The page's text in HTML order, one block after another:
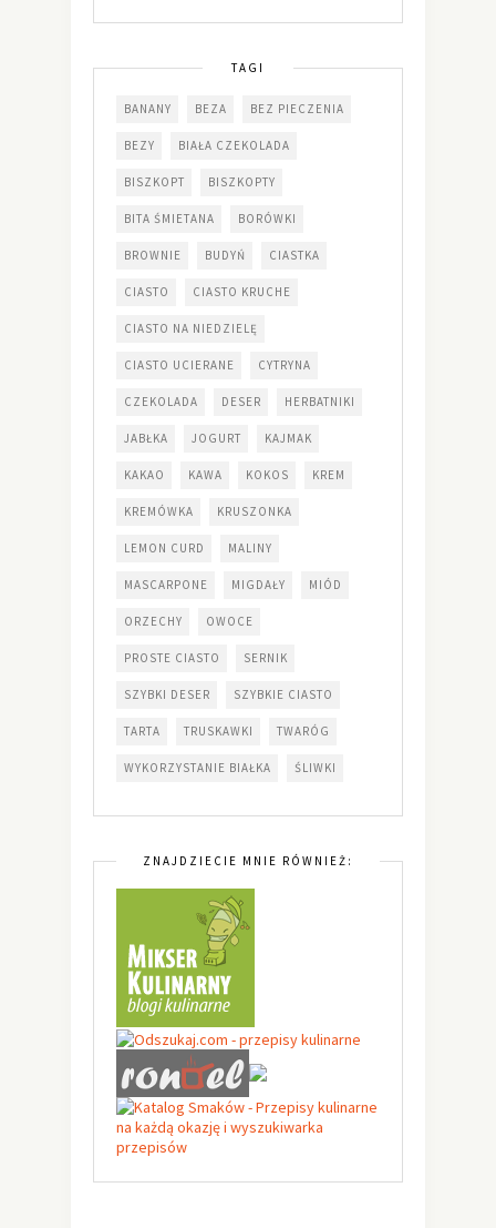
TAGI
BANANY BEZA BEZ PIECZENIA
BEZY BIAŁA CZEKOLADA
BISZKOPT BISZKOPTY
BITA ŚMIETANA BORÓWKI
BROWNIE BUDYŃ CIASTKA
CIASTO CIASTO KRUCHE
CIASTO NA NIEDZIELĘ
CIASTO UCIERANE CYTRYNA
CZEKOLADA DESER HERBATNIKI
JABŁKA JOGURT KAJMAK
KAKAO KAWA KOKOS KREM
KREMÓWKA KRUSZONKA
LEMON CURD MALINY
MASCARPONE MIGDAŁY MIÓD
ORZECHY OWOCE
PROSTE CIASTO SERNIK
SZYBKI DESER SZYBKIE CIASTO
TARTA TRUSKAWKI TWARÓG
WYKORZYSTANIE BIAŁKA ŚLIWKI
ZNAJDZIECIE MNIE RÓWNIEŻ: